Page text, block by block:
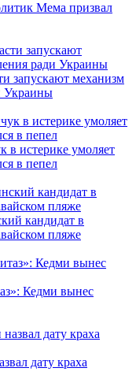
Мема призвал
запускают механизм
Украины
в истерике умоляет
в пепел
кандидат в
пляже
Кедми вынес
дату краха